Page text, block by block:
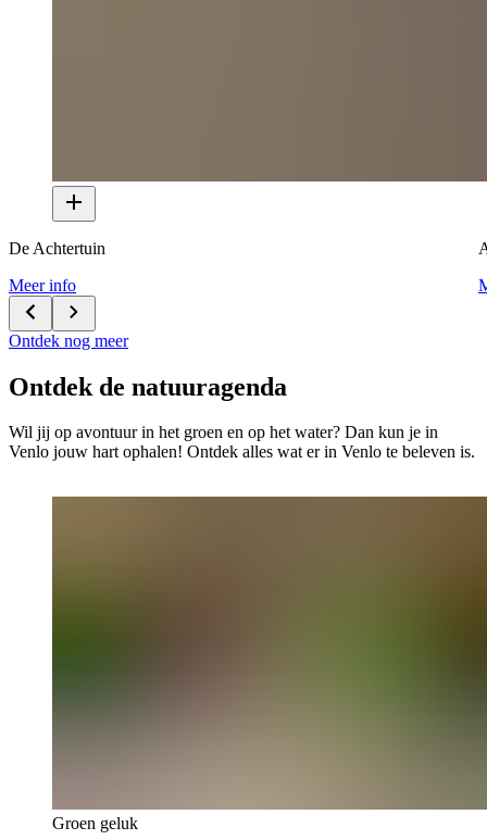
De Achtertuin
Meer info
Ontdek nog meer
Ontdek de natuuragenda
Wil jij op avontuur in het groen en op het water? Dan kun je in
Venlo jouw hart ophalen! Ontdek alles wat er in Venlo te beleven is.
Groen geluk